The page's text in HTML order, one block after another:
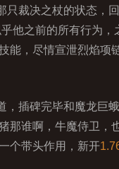
裁决之杖的状态，
他之前的所有行为
能，尽情宣泄烈焰项
，插碑完毕和魔龙
那谁啊，牛魔侍卫
个带头作用，新开